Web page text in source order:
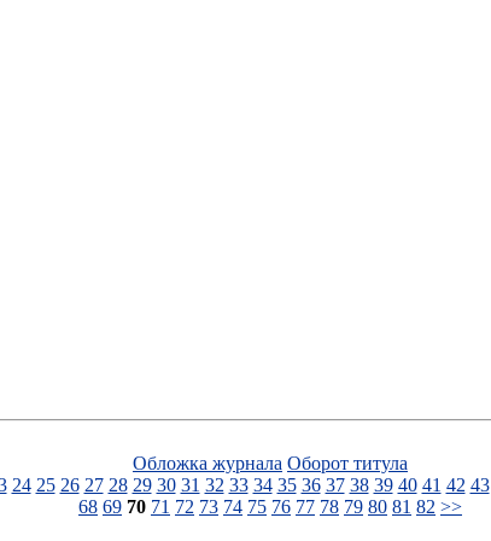
Обложка журнала Оборот титула
24 25 26 27 28 29 30 31 32 33 34 35 36 37 38 39 40 41 42 43
68 69 70 71 72 73 74 75 76 77 78 79 80 81 82 >>